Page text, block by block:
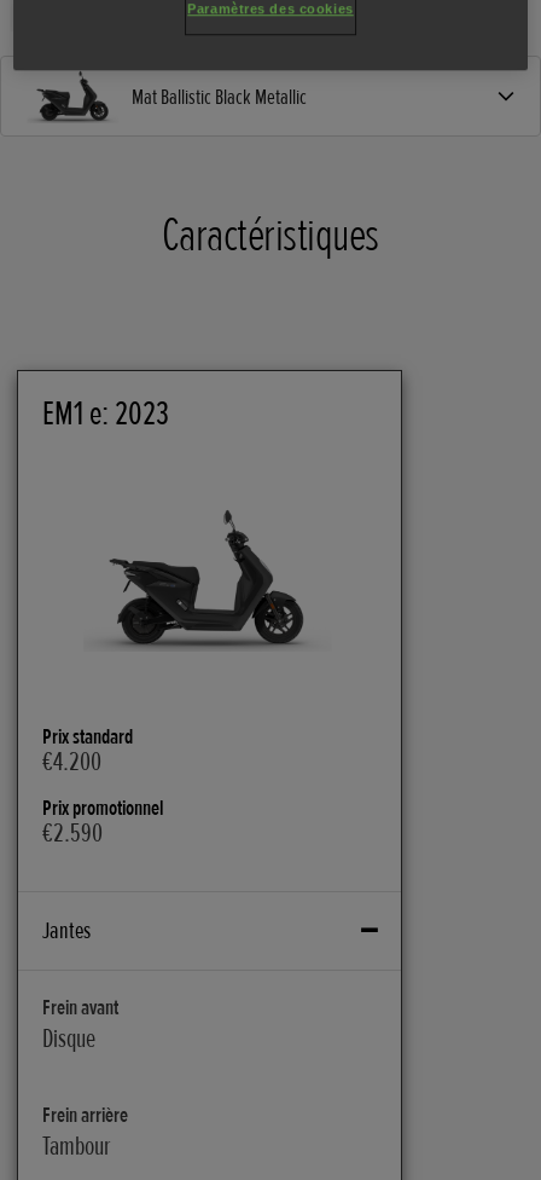
Mat Ballistic Black Metallic
Caractéristiques
EM1 e: 2023
Prix standard
€4.200
Prix promotionnel
€2.590
Jantes
Frein avant
Disque
Frein arrière
Tambour
Paramètres des cookies